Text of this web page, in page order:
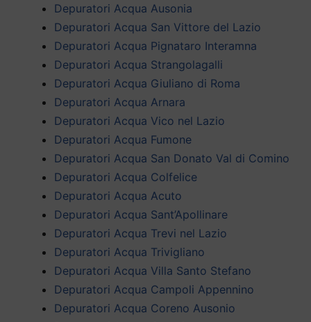
Depuratori Acqua Ausonia
Depuratori Acqua San Vittore del Lazio
Depuratori Acqua Pignataro Interamna
Depuratori Acqua Strangolagalli
Depuratori Acqua Giuliano di Roma
Depuratori Acqua Arnara
Depuratori Acqua Vico nel Lazio
Depuratori Acqua Fumone
Depuratori Acqua San Donato Val di Comino
Depuratori Acqua Colfelice
Depuratori Acqua Acuto
Depuratori Acqua Sant’Apollinare
Depuratori Acqua Trevi nel Lazio
Depuratori Acqua Trivigliano
Depuratori Acqua Villa Santo Stefano
Depuratori Acqua Campoli Appennino
Depuratori Acqua Coreno Ausonio